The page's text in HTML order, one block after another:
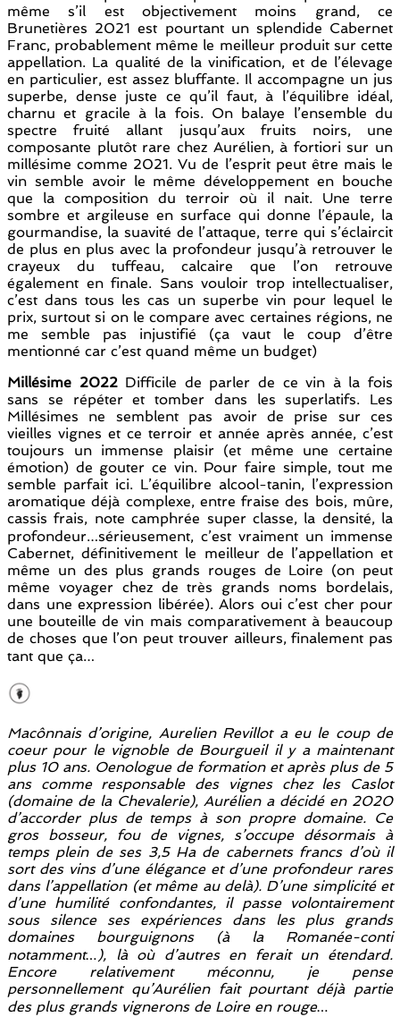
même s’il est objectivement moins grand, ce
Brunetières 2021 est pourtant un splendide Cabernet
Franc, probablement même le meilleur produit sur cette
appellation. La qualité de la vinification, et de l’élevage
en particulier, est assez bluffante. Il accompagne un jus
superbe, dense juste ce qu’il faut, à l’équilibre idéal,
charnu et gracile à la fois. On balaye l’ensemble du
spectre fruité allant jusqu’aux fruits noirs, une
composante plutôt rare chez Aurélien, à fortiori sur un
millésime comme 2021. Vu de l’esprit peut être mais le
vin semble avoir le même développement en bouche
que la composition du terroir où il nait. Une terre
sombre et argileuse en surface qui donne l’épaule, la
gourmandise, la suavité de l’attaque, terre qui s’éclaircit
de plus en plus avec la profondeur jusqu’à retrouver le
crayeux du tuffeau, calcaire que l’on retrouve
également en finale. Sans vouloir trop intellectualiser,
c’est dans tous les cas un superbe vin pour lequel le
prix, surtout si on le compare avec certaines régions, ne
me semble pas injustifié (ça vaut le coup d’être
mentionné car c’est quand même un budget)
Millésime 2022Difficile de parler de ce vin à la fois
sans se répéter et tomber dans les superlatifs. Les
Millésimes ne semblent pas avoir de prise sur ces
vieilles vignes et ce terroir et année après année, c’est
toujours un immense plaisir (et même une certaine
émotion) de gouter ce vin. Pour faire simple, tout me
semble parfait ici. L’équilibre alcool-tanin, l’expression
aromatique déjà complexe, entre fraise des bois, mûre,
cassis frais, note camphrée super classe, la densité, la
profondeur…sérieusement, c’est vraiment un immense
Cabernet, définitivement le meilleur de l’appellation et
même un des plus grands rouges de Loire (on peut
même voyager chez de très grands noms bordelais,
dans une expression libérée). Alors oui c’est cher pour
une bouteille de vin mais comparativement à beaucoup
de choses que l’on peut trouver ailleurs, finalement pas
tant que ça…
Macônnais d’origine, Aurelien Revillot a eu le coup de
coeur pour le vignoble de Bourgueil il y a maintenant
plus 10 ans. Oenologue de formation et après plus de 5
ans comme responsable des vignes chez les Caslot
(domaine de la Chevalerie), Aurélien a décidé en 2020
d’accorder plus de temps à son propre domaine. Ce
gros bosseur, fou de vignes, s’occupe désormais à
temps plein de ses 3,5 Ha de cabernets francs d’où il
sort des vins d’une élégance et d’une profondeur rares
dans l’appellation (et même au delà). D’une simplicité et
d’une humilité confondantes, il passe volontairement
sous silence ses expériences dans les plus grands
domaines bourguignons (à la Romanée-conti
notamment…), là où d’autres en ferait un étendard.
Encore relativement méconnu, je pense
personnellement qu’Aurélien fait pourtant déjà partie
des plus grands vignerons de Loire en rouge…